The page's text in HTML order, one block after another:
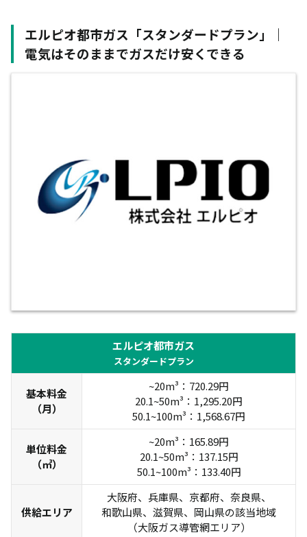
2人暮らし
27㎥/月
3人暮らし
38㎥/月
4人暮らし
43㎥/月
エルピオ都市ガス「スタンダードプラン」｜
電気はそのままでガスだけ安くできる
エルピオ都市ガス
スタンダードプラン
基本料金
（月）
~20m³：720.29円
20.1~50m³：1,295.20円
50.1~100m³：1,568.67円
単位料金
（㎥）
~20m³：165.89円
20.1~50m³：137.15円
50.1~100m³：133.40円
供給エリア
大阪府、兵庫県、京都府、奈良県、
和歌山県、滋賀県、岡山県の該当地域
（大阪ガス導管網エリア）